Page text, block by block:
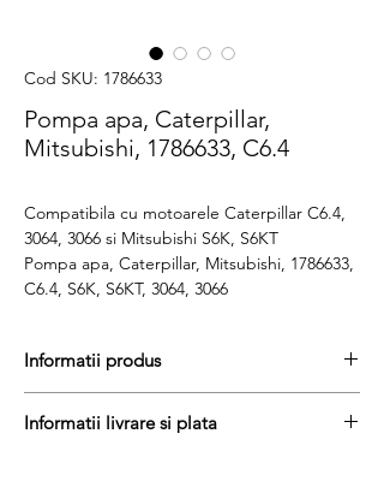
Cod SKU: 1786633
Pompa apa, Caterpillar,
Mitsubishi, 1786633, C6.4
Compatibila cu motoarele Caterpillar C6.4,
3064, 3066 si Mitsubishi S6K, S6KT
Pompa apa, Caterpillar, Mitsubishi, 1786633,
C6.4, S6K, S6KT, 3064, 3066
Informatii produs
livrare
Informatii livrare si plata